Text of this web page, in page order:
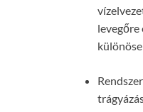
levegőre